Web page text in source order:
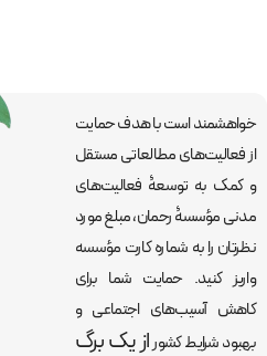
خواهشمند است با هدف حمایت
از فعالیت‌های مطالعاتی مستقل
و کمک به توسعۀ فعالیت‌های
مدنی مؤسسۀ رحمان، مبلغ مورد
نظرتان را به شماره کارت مؤسسه
واریز کنید. حمایت شما برای
کاهش آسیب‌های اجتماعی و
بهبود شرایط کشوراز یک برگ